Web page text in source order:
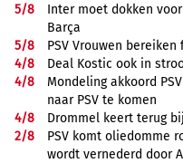
5/8
Inter moet dokken
Barça
5/8
PSV Vrouwen
4/8
Deal Kostic ook in
4/8
Mondeling akkoord
naar PSV te komen
4/8
Drommel keert terug
2/8
PSV komt oliedomme
wordt vernederd door